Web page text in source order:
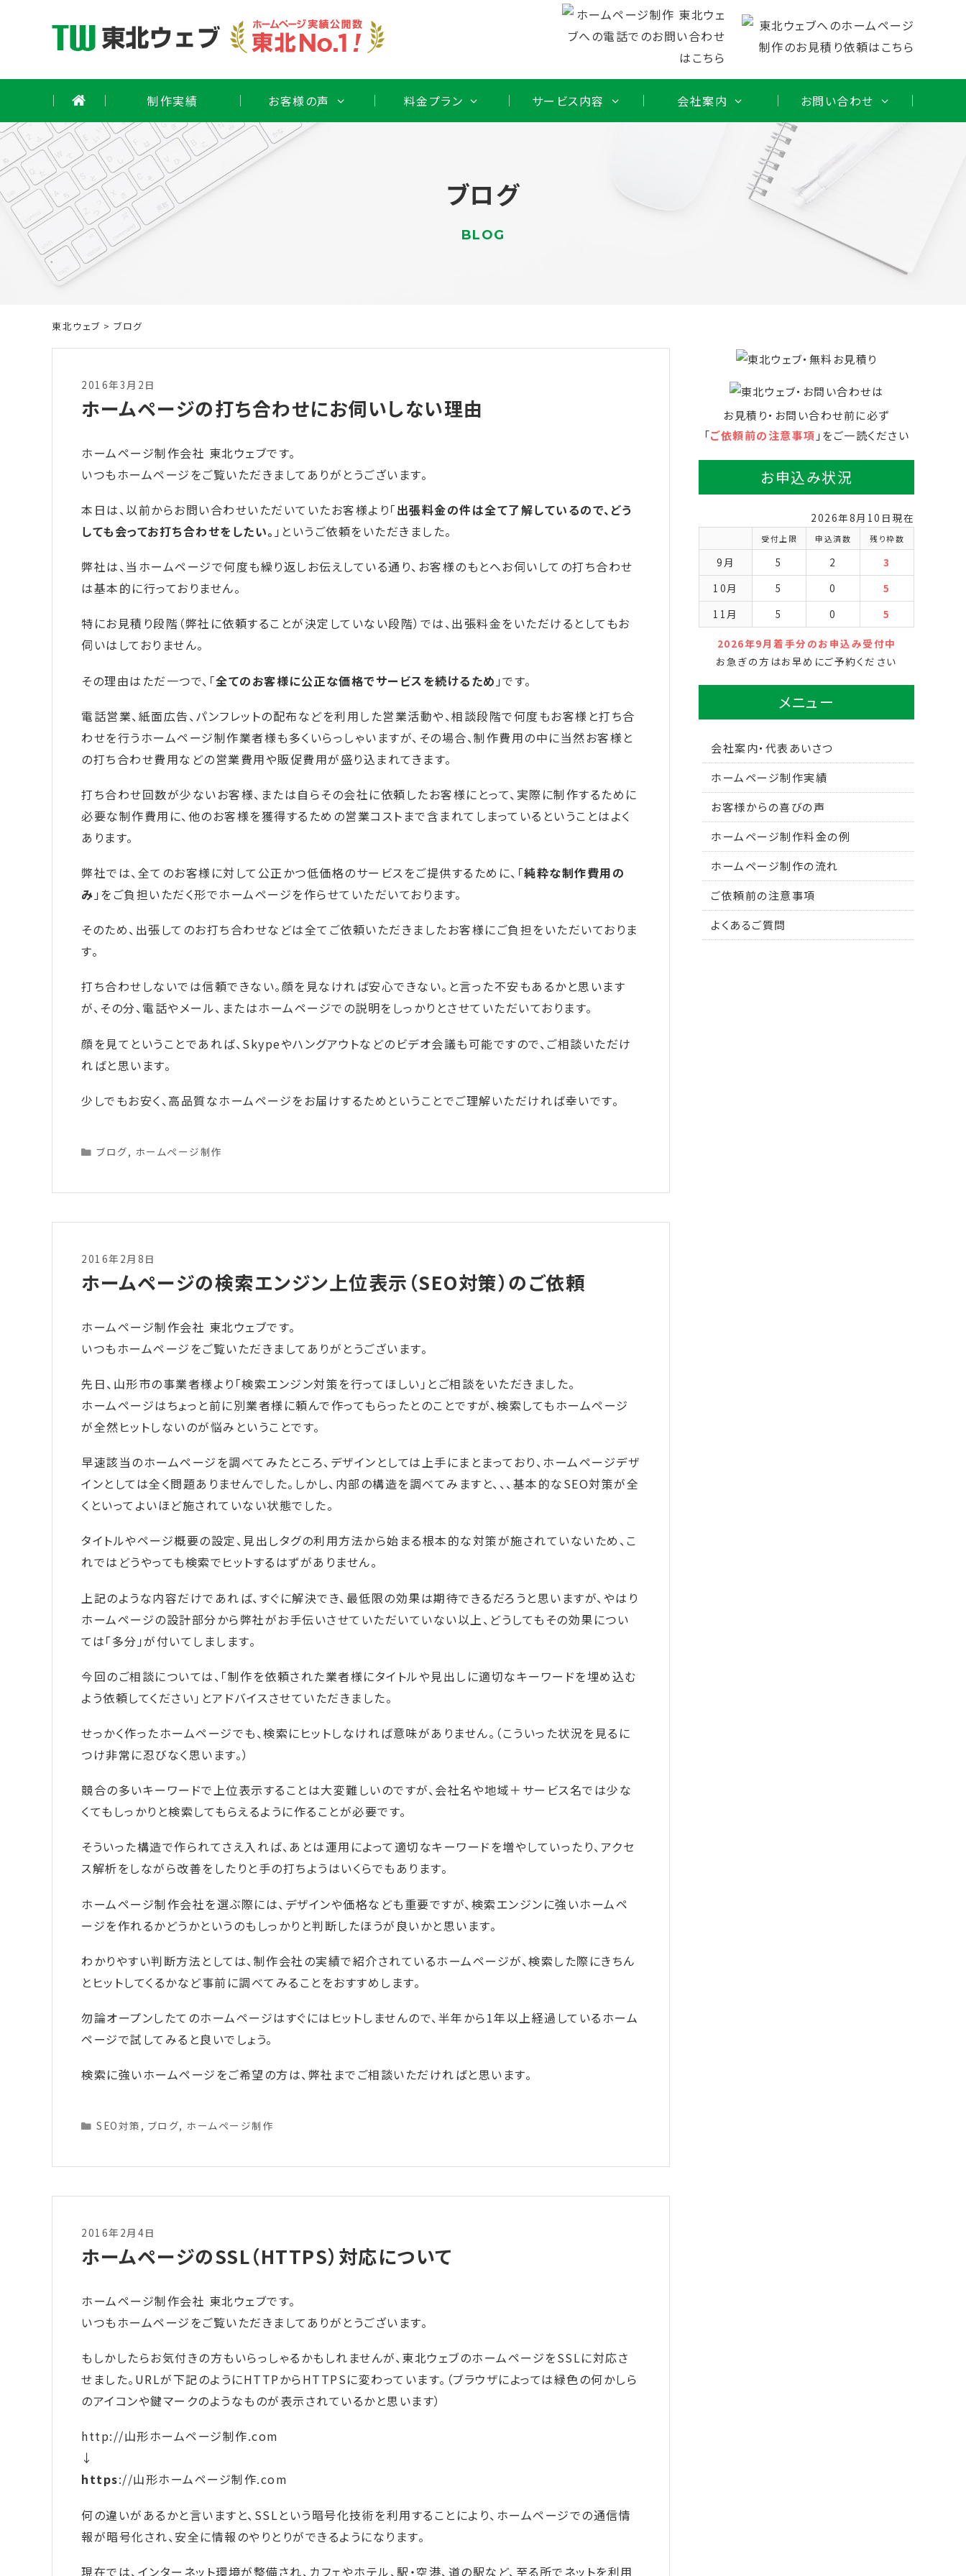
制作実績 お客様の声 料金プラン サービス内容 会社案内 お問い合わせ
ブログ
BLOG
東北ウェブ > ブログ
2016年3月2日
ホームページの打ち合わせにお伺いしない理由
ホームページ制作会社 東北ウェブです。
いつもホームページをご覧いただきましてありがとうございます。
本日は、以前からお問い合わせいただいていたお客様より「出張料金の件は全て了解しているので、どう
しても会ってお打ち合わせをしたい。 」というご依頼をいただきました。
弊社は、当ホームページで何度も繰り返しお伝えしている通り、お客様のもとへお伺いしての打ち合わせ
は基本的に行っておりません。
特にお見積り段階（弊社に依頼することが決定していない段階）では、出張料金をいただけるとしてもお
伺いはしておりません。
その理由はただ一つで、「全てのお客様に公正な価格でサービスを続けるため 」です。
電話営業、紙面広告、パンフレットの配布などを利用した営業活動や、相談段階で何度もお客様と打ち合
わせを行うホームページ制作業者様も多くいらっしゃいますが、その場合、制作費用の中に当然お客様と
の打ち合わせ費用などの営業費用や販促費用が盛り込まれてきます。
打ち合わせ回数が少ないお客様、または自らその会社に依頼したお客様にとって、実際に制作するために
必要な制作費用に、他のお客様を獲得するための営業コストまで含まれてしまっているということはよく
あります。
弊社では、全てのお客様に対して公正かつ低価格のサービスをご提供するために、「純粋な制作費用の
み 」をご負担いただく形でホームページを作らせていただいております。
そのため、出張してのお打ち合わせなどは全てご依頼いただきましたお客様にご負担をいただいておりま
す。
打ち合わせしないでは信頼できない。顔を見なければ安心できない。と言った不安もあるかと思います
が、その分、電話やメール、またはホームページでの説明をしっかりとさせていただいております。
顔を見てということであれば、Skypeやハングアウトなどのビデオ会議も可能ですので、ご相談いただけ
ればと思います。
少しでもお安く、高品質なホームページをお届けするためということでご理解いただければ幸いです。
Categories
ブログ, ホームページ制作
2016年2月8日
ホームページの検索エンジン上位表示（SEO対策）のご依頼
ホームページ制作会社 東北ウェブです。
いつもホームページをご覧いただきましてありがとうございます。
先日、山形市の事業者様より「検索エンジン対策を行ってほしい」とご相談をいただきました。
ホームページはちょっと前に別業者様に頼んで作ってもらったとのことですが、検索してもホームページ
が全然ヒットしないのが悩みということです。
早速該当のホームページを調べてみたところ、デザインとしては上手にまとまっており、ホームページデザ
インとしては全く問題ありませんでした。しかし、内部の構造を調べてみますと、、、基本的なSEO対策が全
くといってよいほど施されていない状態でした。
タイトルやページ概要の設定、見出しタグの利用方法から始まる根本的な対策が施されていないため、こ
れではどうやっても検索でヒットするはずがありません。
上記のような内容だけであれば、すぐに解決でき、最低限の効果は期待できるだろうと思いますが、やはり
ホームページの設計部分から弊社がお手伝いさせていただいていない以上、どうしてもその効果につい
ては「多分」が付いてしまします。
今回のご相談については、「制作を依頼された業者様にタイトルや見出しに適切なキーワードを埋め込む
よう依頼してください」とアドバイスさせていただきました。
せっかく作ったホームページでも、検索にヒットしなければ意味がありません。（こういった状況を見るに
つけ非常に忍びなく思います。）
競合の多いキーワードで上位表示することは大変難しいのですが、会社名や地域＋サービス名では少な
くてもしっかりと検索してもらえるように作ることが必要です。
そういった構造で作られてさえ入れば、あとは運用によって適切なキーワードを増やしていったり、アクセ
ス解析をしながら改善をしたりと手の打ちようはいくらでもあります。
ホームページ制作会社を選ぶ際には、デザインや価格なども重要ですが、検索エンジンに強いホームペ
ージを作れるかどうかというのもしっかりと判断したほうが良いかと思います。
わかりやすい判断方法としては、制作会社の実績で紹介されているホームページが、検索した際にきちん
とヒットしてくるかなど事前に調べてみることをおすすめします。
勿論オープンしたてのホームページはすぐにはヒットしませんので、半年から1年以上経過しているホーム
ページで試してみると良いでしょう。
検索に強いホームページをご希望の方は、弊社までご相談いただければと思います。
Categories
SEO対策 , ブログ, ホームページ制作
2016年2月4日
ホームページのSSL（HTTPS）対応について
ホームページ制作会社 東北ウェブです。
いつもホームページをご覧いただきましてありがとうございます。
もしかしたらお気付きの方もいらっしゃるかもしれませんが、東北ウェブのホームページをSSLに対応さ
せました。URLが下記のようにHTTPからHTTPSに変わっています。（ブラウザによっては緑色の何かしら
のアイコンや鍵マークのようなものが表示されているかと思います）
http://山形ホームページ制作.com
↓
https://山形ホームページ制作.com
何の違いがあるかと言いますと、SSLという暗号化技術を利用することにより、ホームページでの通信情
報が暗号化され、安全に情報のやりとりができるようになります。
現在では、インターネット環境が整備され、カフェやホテル、駅・空港、道の駅など、至る所でネットを利用
お見積り・お問い合わせ前に必ず
「ご依頼前の注意事項 」をご一読ください
お申込み状況
2026年8月10日現在
受付上限 申込済数 残り枠数
9月 5 2
3
10月
5 0
5
11月
5 0 5
2026年9月着手分のお申込み受付中
お急ぎの方はお早めにご予約ください
メニュー
会社案内・代表あいさつ
ホームページ制作実績
お客様からの喜びの声
ホームページ制作料金の例
ホームページ制作の流れ
ご依頼前の注意事項
よくあるご質問